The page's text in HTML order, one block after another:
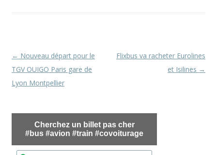
Navigation
des
articles
← Nouveau départ pour le
TGV OUIGO Paris gare de
Lyon Montpellier
Flixbus va racheter Eurolines
et Isilines →